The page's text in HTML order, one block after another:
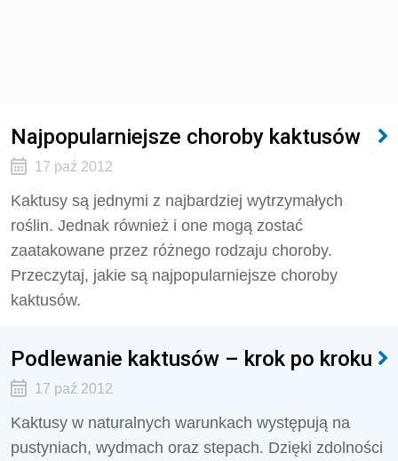
Najpopularniejsze choroby kaktusów
17 paź 2012
Kaktusy są jednymi z najbardziej wytrzymałych
roślin. Jednak również i one mogą zostać
zaatakowane przez różnego rodzaju choroby.
Przeczytaj, jakie są najpopularniejsze choroby
kaktusów.
Podlewanie kaktusów – krok po kroku
17 paź 2012
Kaktusy w naturalnych warunkach występują na
pustyniach, wydmach oraz stepach. Dzięki zdolności